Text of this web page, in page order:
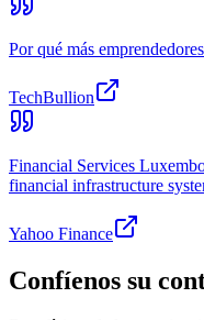
Por qué más
TechBullion
Financial Services
financial infrastructure
Yahoo Finance
Confíenos su